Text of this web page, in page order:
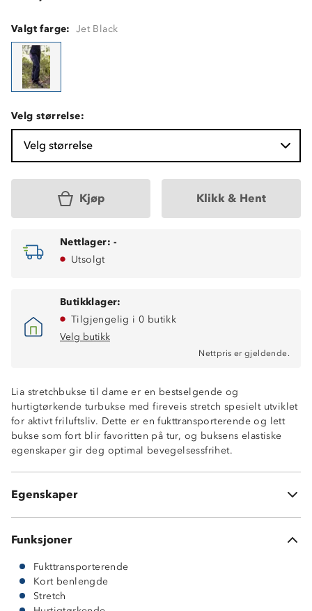
Valgt farge: Jet Black
Velg størrelse:
Velg størrelse
Kjøp Klikk & Hent
Nettlager: -
Utsolgt
Butikklager:
Tilgjengelig i 0 butikk
Velg butikk
Nettpris er gjeldende.
Lia stretchbukse til dame er en bestselgende og
hurtigtørkende turbukse med fireveis stretch spesielt utviklet
for aktivt friluftsliv. Dette er en fukttransporterende og lett
bukse som fort blir favoritten på tur, og buksens elastiske
egenskaper gir deg optimal bevegelsessfrihet.
Egenskaper
Fireveis stretchfunksjon
Fukttransporterende og hurtigtørkende
Beltehemper
Trykknapp i front
Lettvekt
5 cm kortere ben
Strikk i livet for ekstra god passform
StretchPro 4™ (95% nylon, 5% lycra)
Funksjoner
Fukttransporterende
Kort benlengde
Stretch